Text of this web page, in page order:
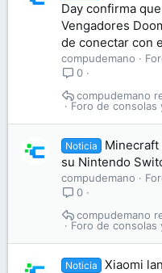
Day confirma
Vengadores
de conectar con
compudemano
0
Foro de consolas
compudemano
Noticia
Minecraft
su Nintendo
compudemano
0
Foro de consolas
compudemano
Noticia
Xiaomi